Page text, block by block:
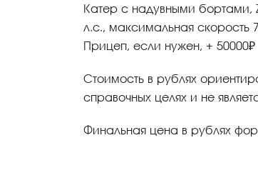
Катер с надувными бортами,
л.c., максимальная скорость
Прицеп, если нужен, + 50000₽
Стоимость в рублях
справочных целях и не
Финальная цена в рублях